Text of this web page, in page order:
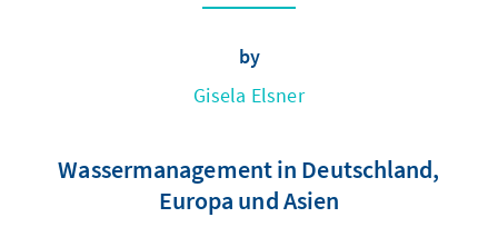
by
Gisela Elsner
Wassermanagement in Deutschland,
Europa und Asien